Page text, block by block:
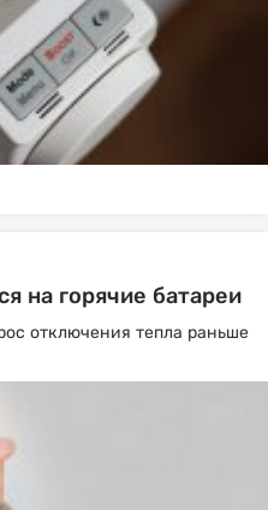
на горячие батареи
отключения тепла раньше